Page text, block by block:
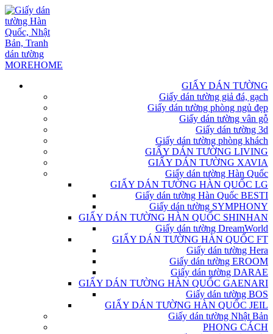
GIẤY DÁN TƯỜNG
Giấy dán tường giả đá, gạch
Giấy dán tường phòng ngủ đẹp
Giấy dán tường vân gỗ
Giấy dán tường 3d
Giấy dán tường phòng khách
GIẤY DÁN TƯỜNG LIVING
GIẤY DÁN TƯỜNG XAVIA
Giấy dán tường Hàn Quốc
GIẤY DÁN TƯỜNG HÀN QUỐC LG
Giấy dán tường Hàn Quốc BESTI
Giấy dán tường SYMPHONY
GIẤY DÁN TƯỜNG HÀN QUỐC SHINHAN
Giấy dán tường DreamWorld
GIẤY DÁN TƯỜNG HÀN QUỐC FT
Giấy dán tường Hera
Giấy dán tường EROOM
Giấy dán tường DARAE
GIẤY DÁN TƯỜNG HÀN QUỐC GAENARI
Giấy dán tường BOS
GIẤY DÁN TƯỜNG HÀN QUỐC JEIL
Giấy dán tường Nhật Bản
PHONG CÁCH